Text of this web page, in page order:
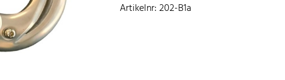
Artikelnr: 202-B1a